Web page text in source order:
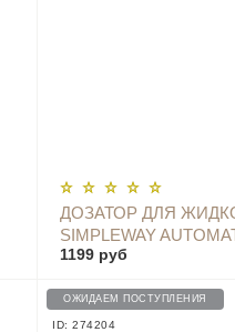
ДОЗАТОР ДЛЯ
SIMPLEWAY
INDUCTION
1199 руб
ОЖИДАЕМ ПОСТУПЛЕНИЯ
ID: 274204